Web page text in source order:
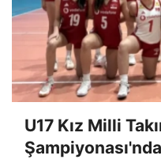
U17 Kız Milli